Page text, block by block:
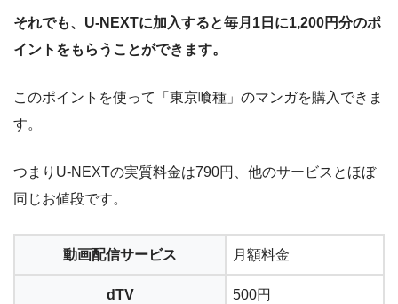
それでも、U-NEXTに加入すると毎月1日に1,200円分のポ
イントをもらうことができます。
このポイントを使って「東京喰種」のマンガを購入できま
す。
つまりU-NEXTの実質料金は790円、他のサービスとほぼ
同じお値段です。
動画配信サービス 月額料金
dTV 500円